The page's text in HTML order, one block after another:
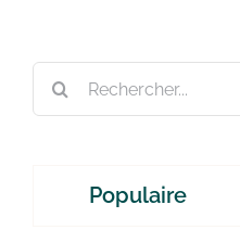
Populaire